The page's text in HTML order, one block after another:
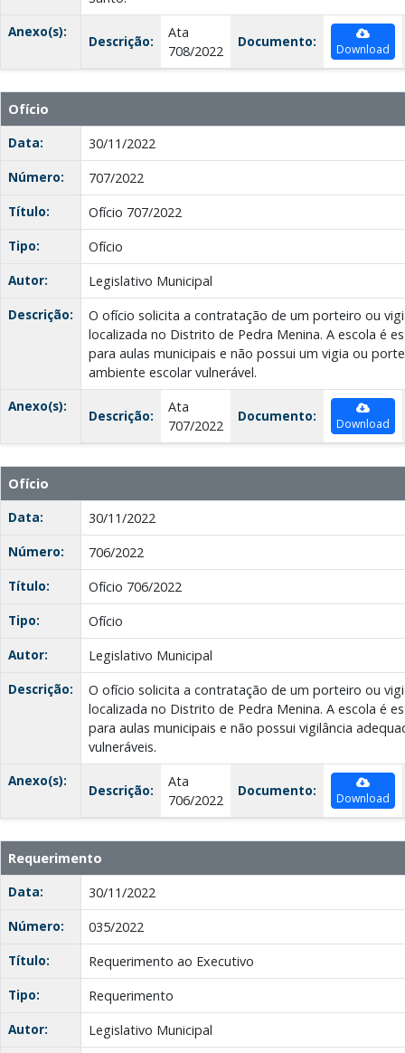
Anexo(s):
Descrição:
Ata
708/2022
Documento: Download
Ofício
Data:
30/11/2022
Número:
707/2022
Título:
Ofício 707/2022
Tipo:
Ofício
Autor:
Legislativo Municipal
Descrição:
O ofício solicita a contratação de um porteiro ou
localizada no Distrito de Pedra Menina. A escola é
para aulas municipais e não possui um vigia ou
ambiente escolar vulnerável.
Anexo(s):
Descrição:
Ata
707/2022
Documento: Download
Ofício
Data:
30/11/2022
Número:
706/2022
Título:
Ofício 706/2022
Tipo:
Ofício
Autor:
Legislativo Municipal
Descrição:
O ofício solicita a contratação de um porteiro ou
localizada no Distrito de Pedra Menina. A escola é
para aulas municipais e não possui vigilância
vulneráveis.
Anexo(s):
Descrição:
Ata
706/2022
Documento: Download
Requerimento
Data:
30/11/2022
Número:
035/2022
Título:
Requerimento ao Executivo
Tipo:
Requerimento
Autor:
Legislativo Municipal